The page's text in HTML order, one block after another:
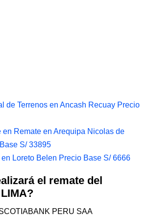
de Terrenos en Ancash Recuay Precio
en Remate en Arequipa Nicolas de
S/ 33895
Loreto Belen Precio Base S/ 6666
el remate del
PERU SAA